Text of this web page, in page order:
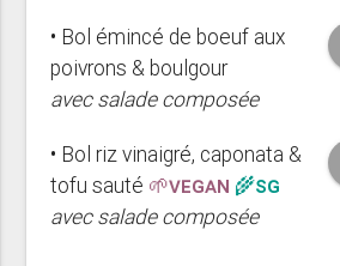
• Bol émincé de boeuf aux
poivrons & boulgour
avec salade composée
• Bol riz vinaigré, caponata &
tofu sauté 🌱VEGAN 🌾SG
avec salade composée